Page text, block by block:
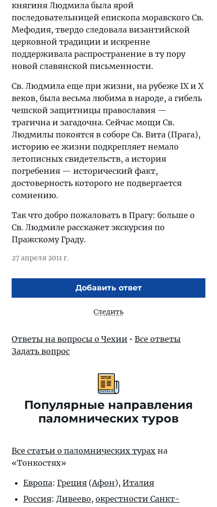
княгиня Людмила была ярой
последовательницей епископа моравского Св.
Мефодия, твердо следовала византийской
церковной традиции и искренне
поддерживала распространение в ту пору
новой славянской письменности.
Св. Людмила еще при жизни, на рубеже IX и X
веков, была весьма любима в народе, а гибель
чешской защитницы православия —
трагична и загадочна. Сейчас мощи Св.
Людмилы покоятся в соборе Св. Вита (Прага),
историю ее жизни подкрепляет немало
летописных свидетельств, а история
погребения — исторический факт,
достоверность которого не подвергается
сомнению.
Так что добро пожаловать в Прагу: больше о
Св. Людмиле расскажет экскурсия по
Пражскому Граду.
27 апреля 2011 г.
Добавить ответ
Следить
Ответы на вопросы о Чехии • Все ответы
Задать вопрос
Популярные направления
паломнических туров
Все статьи о паломнических турах на
«Тонкостях»
Европа: Греция (Афон), Италия
Россия: Дивеево, окрестности Санкт-